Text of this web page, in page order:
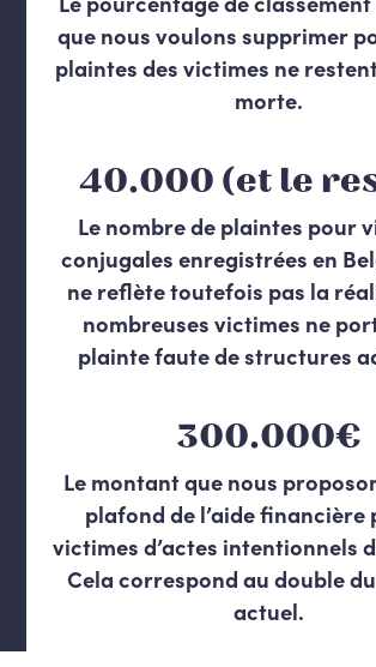
que nous voulons supprimer
plaintes des victimes ne
morte.
40.000 (et le
Le nombre de plaintes pour
conjugales enregistrées en
ne reflète toutefois pas la
nombreuses victimes ne
plainte faute de structures
300.000€
Le montant que nous
plafond de l’aide financière
victimes d’actes intentionnels
Cela correspond au double
actuel.